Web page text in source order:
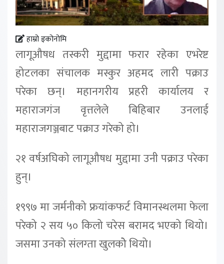
हाम्रो इकोनोमि
लागूऔषध तस्करी मुद्दामा फरार रहेका एभरेष्ट
होटलका संचालक मस्कुर अहमद लारी पक्राउ
परेका छन्। महानगरीय प्रहरी कार्यालय र
महाराजगंज वृत्तलेले बिहिबार उनलाई
महाराजगञ्जबाट पक्राउ गरेको हो।
२१ वर्षअघिको लागूऔषध मुद्दामा उनी पक्राउ परेका
हुन्।
१९९७ मा जर्मनीको फ्रयांकफर्ट विमानस्थलमा फेला
परेको २ सय ५० किलो चरेस बरामद भएको थियो।
जसमा उनको संलग्ता खुलकोे थियो।